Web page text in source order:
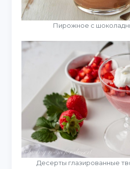
Пирожное с
Десерты глазированные